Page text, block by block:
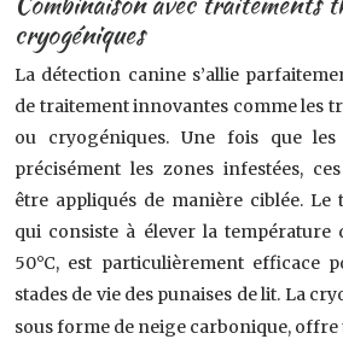
cryogéniques
La détection canine s’allie
de traitement innovantes comme les
ou cryogéniques. Une fois que
précisément les zones infestées,
être appliqués de manière ciblée. Le
qui consiste à élever la température
50°C, est particulièrement efficace
stades de vie des punaises de lit. La
sous forme de neige carbonique,